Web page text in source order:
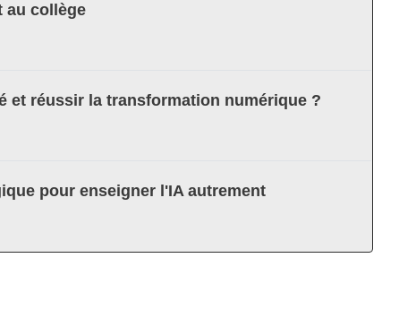
au collège
et réussir la transformation numérique ?
pour enseigner l'IA autrement